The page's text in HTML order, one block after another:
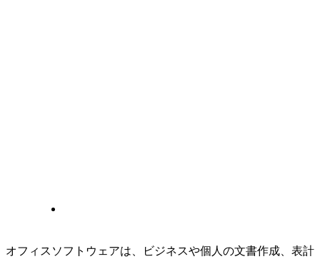
オフィスソフトウェアは、ビジネスや個人の文書作成、表計